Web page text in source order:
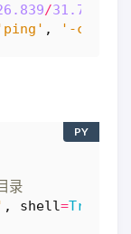
/31.708
, '-c'
录
, shell=True
PY